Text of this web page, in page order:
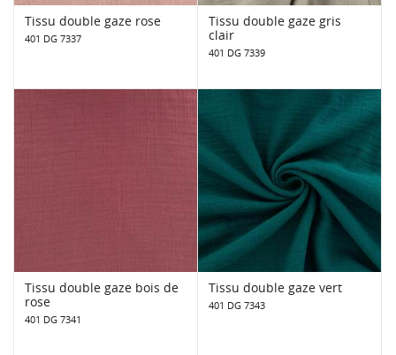
Tissu double gaze rose
401 DG 7337
Tissu double gaze gris
clair
401 DG 7339
Tissu double gaze bois de
rose
401 DG 7341
Tissu double gaze vert
401 DG 7343